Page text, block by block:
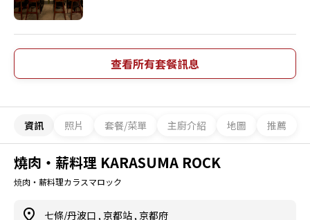
查看所有套餐訊息
資訊 照片 套餐/菜單 主廚介紹 地圖 推薦
燒肉・薪料理 KARASUMA ROCK
焼肉・薪料理カラスマロック
七條/丹波口 , 京都站 , 京都府